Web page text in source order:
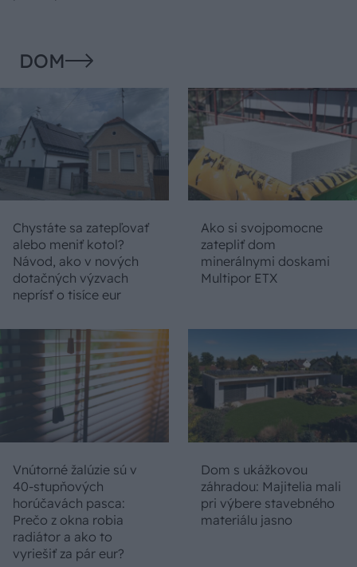
DOM
Chystáte sa zatepľovať
alebo meniť kotol?
Návod, ako v nových
dotačných výzvach
neprísť o tisíce eur
Ako si svojpomocne
zatepliť dom
minerálnymi doskami
Multipor ETX
Vnútorné žalúzie sú v
40-stupňových
horúčavách pasca:
Prečo z okna robia
radiátor a ako to
vyriešiť za pár eur?
Dom s ukážkovou
záhradou: Majitelia mali
pri výbere stavebného
materiálu jasno